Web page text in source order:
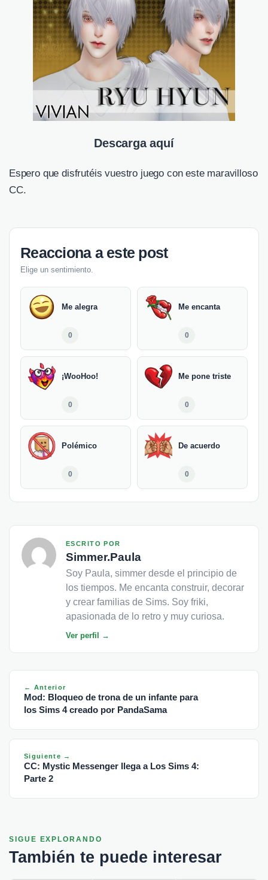
Descarga aquí
Espero que disfrutéis vuestro juego con este maravilloso
CC.
Reacciona a este post
Elige un sentimiento.
Me alegra
0
Me encanta
0
¡WooHoo!
0
Me pone triste
0
Polémico
0
De acuerdo
0
ESCRITO POR
Simmer.Paula
Soy Paula, simmer desde el principio de
los tiempos. Me encanta construir, decorar
y crear familias de Sims. Soy friki,
apasionada de lo retro y muy curiosa.
Ver perfil →
← Anterior
Mod: Bloqueo de trona de un infante para
los Sims 4 creado por PandaSama
Siguiente →
CC: Mystic Messenger llega a Los Sims 4:
Parte 2
SIGUE EXPLORANDO
También te puede interesar